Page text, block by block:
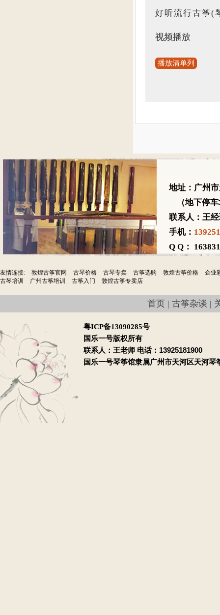
好听流行古筝(
视频播放
播放清单列
地址：广州
（地下停车
联系人：王
手机：
Q Q：
友情连接: 敦煌古筝官网 古琴价格 古琴专卖 古筝选购 敦煌古筝价格
企业
古琴培训
广州古筝培训 古筝入门 敦煌古筝专卖店
首页 | 古筝杂谈 |
粤ICP备13090285号
国乐一号版权所有
联系人：王老师 电话：13925181900
国乐一号琴筝馆隶属广州市天河区天河琴